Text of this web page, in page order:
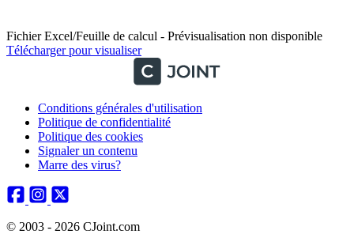
Fichier Excel/Feuille de calcul - Prévisualisation non disponible
Télécharger pour visualiser
Conditions générales d'utilisation
Politique de confidentialité
Politique des cookies
Signaler un contenu
Marre des virus?
© 2003 - 2026 CJoint.com